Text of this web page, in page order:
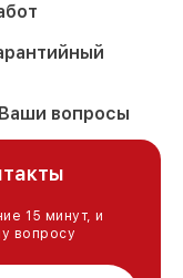
вопросы
15 минут, и
вопросу